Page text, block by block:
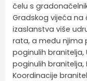
čelu s
Gradskog vijeća na
izaslanstva više
rata, a među njima
poginulih
poginulih branitelja,
Koordinacije